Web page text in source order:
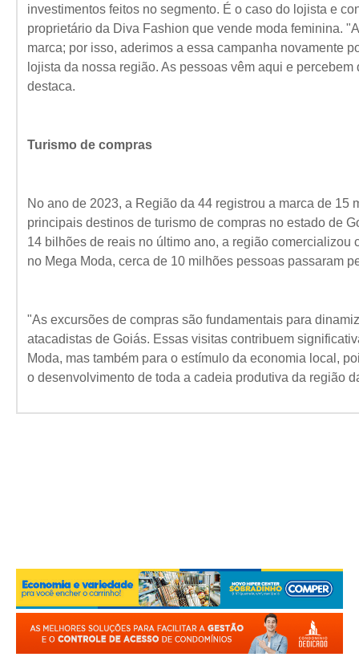
investimentos feitos no segmento. É o caso do lojista e
proprietário da Diva Fashion que vende moda feminina.
marca; por isso, aderimos a essa campanha novamente
lojista da nossa região. As pessoas vêm aqui e
destaca.
Turismo de compras
No ano de 2023, a Região da 44 registrou a marca de
principais destinos de turismo de compras no estado de
14 bilhões de reais no último ano, a região
no Mega Moda, cerca de 10 milhões pessoas passaram
"As excursões de compras são fundamentais para
atacadistas de Goiás. Essas visitas contribuem
Moda, mas também para o estímulo da economia local,
o desenvolvimento de toda a cadeia produtiva da região